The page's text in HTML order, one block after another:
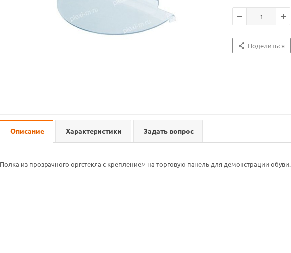
Поделиться
Описание Характеристики Задать вопрос
Полка из прозрачного оргстекла с креплением на торговую панель для демонстрации обуви.